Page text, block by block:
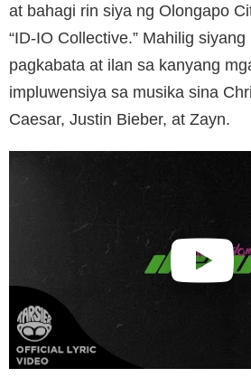
at bahagi rin siya ng Olongapo
“ID-IO Collective.” Mahilig
pagkabata at ilan sa kanyang
impluwensiya sa musika sina
Caesar, Justin Bieber, at Zayn.